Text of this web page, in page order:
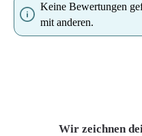
Keine Bewertungen
mit anderen.
Wir zeichnen